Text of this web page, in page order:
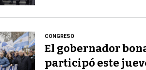
CONGRESO
El gobernador
participó este